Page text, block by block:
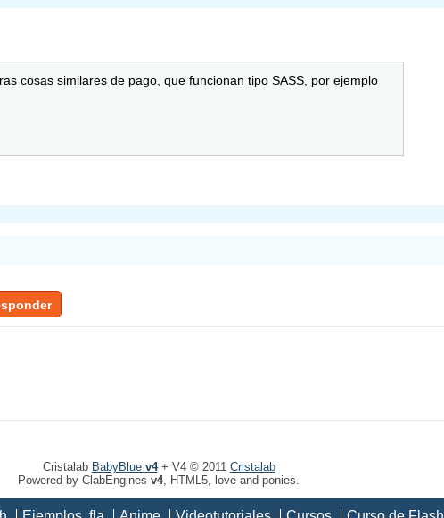
cosas similares de pago, que funcionan tipo SASS, por ejemplo
Cristalab BabyBlue v4+ V4 © 2011 Cristalab
Powered by ClabEngines v4, HTML5, love and ponies.